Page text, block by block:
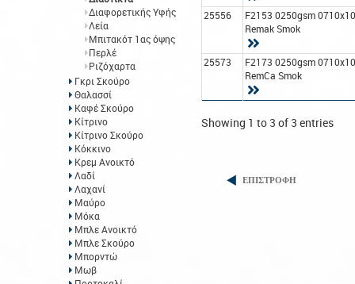
Διαφορετικής Υφής
Λεία
Μπιτακότ 1ας όψης
Περλέ
Ριζόχαρτα
Γκρι Σκούρο
Θαλασσί
Καφέ Σκούρο
Κίτρινο
Κίτρινο Σκούρο
Κόκκινο
Κρεμ Ανοικτό
Λαδί
Λαχανί
Μαύρο
Μόκα
Μπλε Ανοικτό
Μπλε Σκούρο
Μπορντώ
Μωβ
25556
F2153 0250gsm
Remak Smok
25573
F2173 0250gsm
RemCa Smok
Showing 1 to 3 of 3 entries
ΕΠΙΣΤΡΟΦΗ